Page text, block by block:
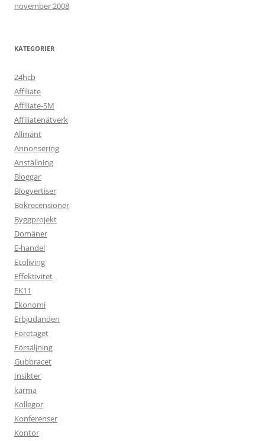
november 2008
KATEGORIER
24hcb
Affiliate
Affiliate-SM
Affiliatenätverk
Allmänt
Annonsering
Anställning
Bloggar
Blogvertiser
Bokrecensioner
Byggprojekt
Domäner
E-handel
Ecoliving
Effektivitet
EK11
Ekonomi
Erbjudanden
Företaget
Försäljning
Gubbracet
Insikter
karma
Kollegor
Konferenser
Kontor